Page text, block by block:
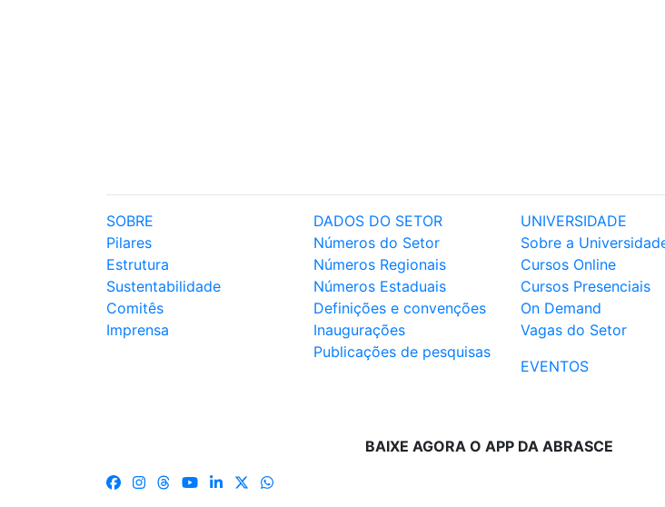
SOBRE
Pilares
Estrutura
Sustentabilidade
Comitês
Imprensa
DADOS DO SETOR
Números do Setor
Números Regionais
Números Estaduais
Definições e convenções
Inaugurações
Publicações de pesquisas
UNIVERSIDADE
Sobre a
Cursos Online
Cursos Presenciais
On Demand
Vagas do Setor
EVENTOS
BAIXE AGORA O APP DA ABRASCE